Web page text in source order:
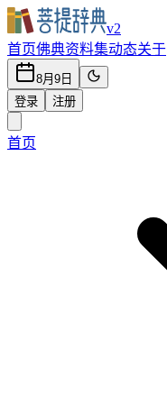
v2
首页佛典资料集动态关于
8月9日
登录
注册
首页